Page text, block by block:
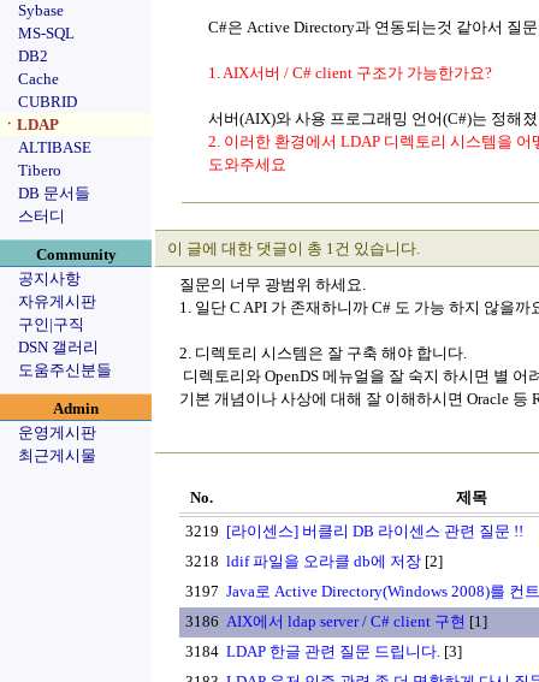
Sybase
MS-SQL
DB2
Cache
CUBRID
ㆍLDAP
ALTIBASE
Tibero
DB 문서들
스터디
Community
공지사항
자유게시판
구인|구직
DSN 갤러리
도움주신분들
Admin
운영게시판
최근게시물
C#은 Active Directory과 연동되는것 같아서 질
1. AIX서버 / C# client 구조가 가능한가요?
서버(AIX)와 사용 프로그래밍 언어(C#)는 정해
2. 이러한 환경에서 LDAP 디렉토리 시스템을 어
도와주세요
이 글에 대한 댓글이 총 1건 있습니다.
질문의 너무 광범위 하세요.
1. 일단 C API 가 존재하니까 C# 도 가능 하지 않을까
2. 디렉토리 시스템은 잘 구축 해야 합니다.
디렉토리와 OpenDS 메뉴얼을 잘 숙지 하시면 별 어
기본 개념이나 사상에 대해 잘 이해하시면 Oracle 등
No.
제목
3219 [라이센스] 버클리 DB 라이센스 관련 질문 !!
3218 ldif 파일을 오라클 db에 저장 [2]
3197 Java로 Active Directory(Windows 2008)를 컨
3186 AIX에서 ldap server / C# client 구현 [1]
3184 LDAP 한글 관련 질문 드립니다. [3]